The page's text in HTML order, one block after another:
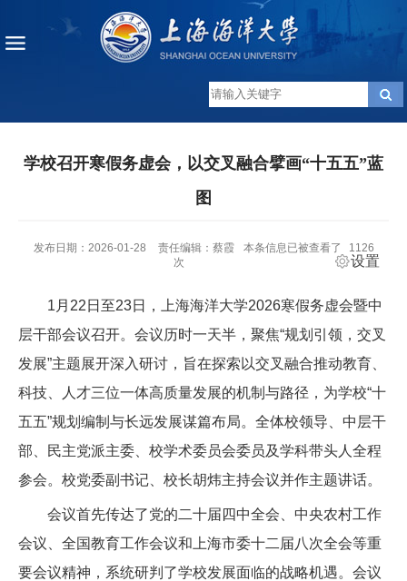
学校召开寒假务虚会，以交叉融合擘画“十五五”蓝
图
发布日期：2026-01-28 责任编辑：蔡霞 本条信息已被查看了
1126
次
设置
1月22日至23日，上海海洋大学2026寒假务虚会暨中
层干部会议召开。会议历时一天半，聚焦“规划引领，交叉
发展”主题展开深入研讨，旨在探索以交叉融合推动教育、
科技、人才三位一体高质量发展的机制与路径，为学校“十
五五”规划编制与长远发展谋篇布局。全体校领导、中层干
部、民主党派主委、校学术委员会委员及学科带头人全程
参会。校党委副书记、校长胡炜主持会议并作主题讲话。
会议首先传达了党的二十届四中全会、中央农村工作
会议、全国教育工作会议和上海市委十二届八次全会等重
要会议精神，系统研判了学校发展面临的战略机遇。会议